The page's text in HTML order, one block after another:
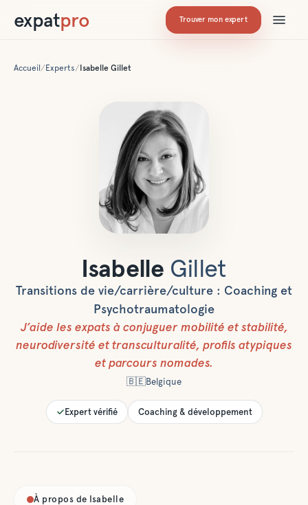
expatpro Trouver mon expert
Accueil / Experts/ Isabelle Gillet
Isabelle Gillet
Transitions de vie/carrière/culture : Coaching et
Psychotraumatologie
J’aide les expats à conjuguer mobilité et stabilité,
neurodiversité et transculturalité, profils atypiques
et parcours nomades.
🇧🇪Belgique
Expert vérifié Coaching & développement
À propos de Isabelle